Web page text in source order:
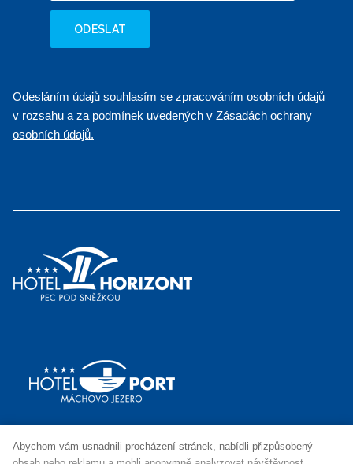
Abychom vám usnadnili procházení stránek, nabídli přizpůsobený
ODESLAT
Odesláním údajů souhlasím se zpracováním osobních údajů
v rozsahu a za podmínek uvedených v Zásadách ochrany
osobních údajů.